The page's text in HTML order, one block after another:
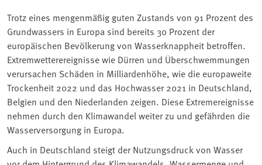
Trotz eines mengenmäßig guten Zustands von 91 Prozent des
Grundwassers in Europa sind bereits 30 Prozent der
europäischen Bevölkerung von Wasserknappheit betroffen.
Extremwetterereignisse wie Dürren und Überschwemmungen
verursachen Schäden in Milliardenhöhe, wie die europaweite
Trockenheit 2022 und das Hochwasser 2021 in Deutschland,
Belgien und den Niederlanden zeigen. Diese Extremereignisse
nehmen durch den Klimawandel weiter zu und gefährden die
Wasserversorgung in Europa.
Auch in Deutschland steigt der Nutzungsdruck von Wasser